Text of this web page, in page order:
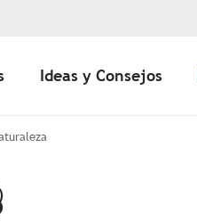
Ideas y Consejos